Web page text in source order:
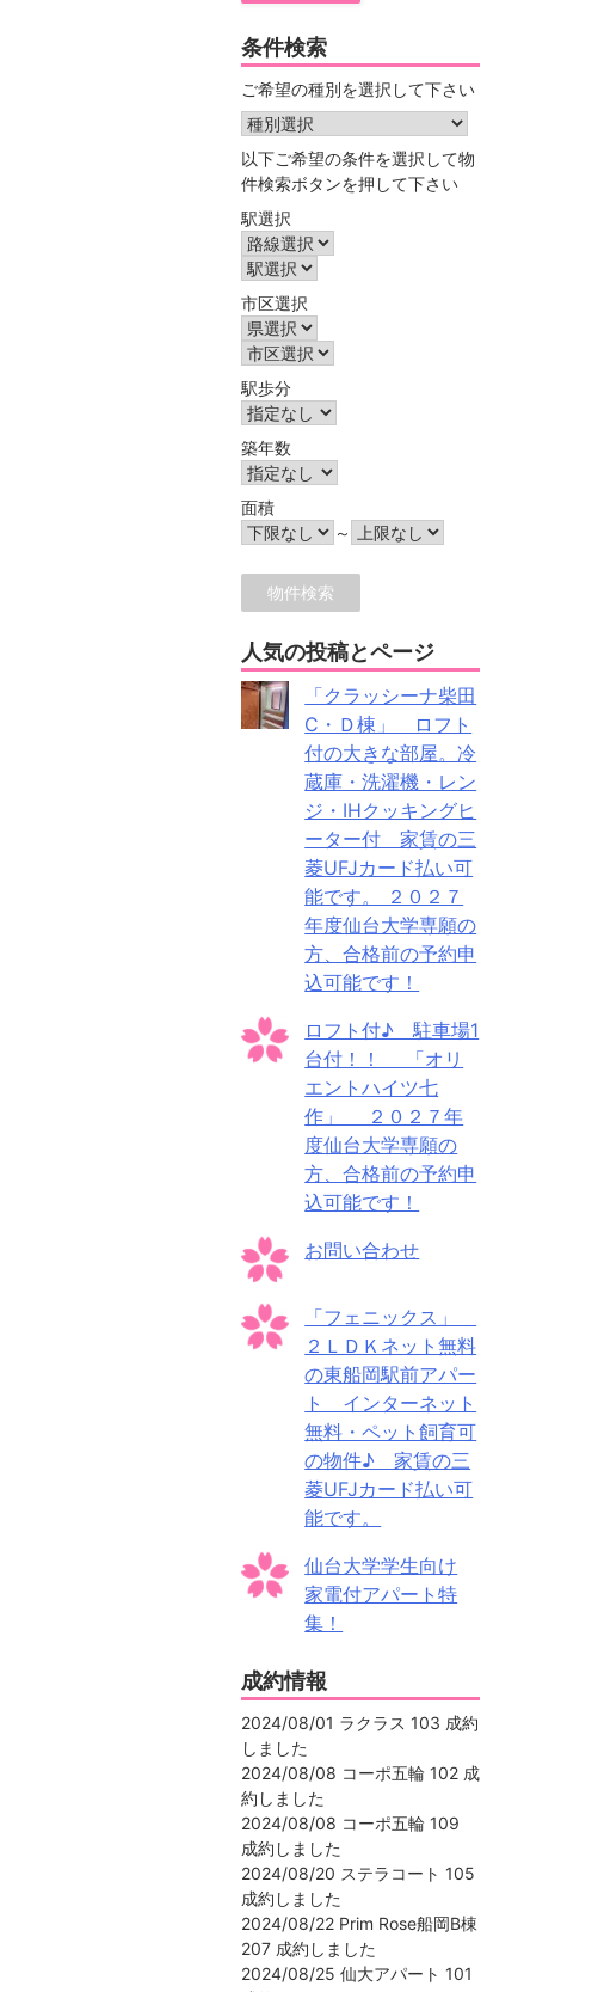
条件検索
ご希望の種別を選択して下さい
以下ご希望の条件を選択して物
件検索ボタンを押して下さい
駅選択
市区選択
駅歩分
築年数
面積
～
人気の投稿とページ
「クラッシーナ柴田
C・Ｄ棟」 ロフト
付の大きな部屋。冷
蔵庫・洗濯機・レン
ジ・IHクッキングヒ
ーター付 家賃の三
菱UFJカード払い可
能です。 ２０２７
年度仙台大学専願の
方、合格前の予約申
込可能です！
ロフト付♪ 駐車場1
台付！！ 「オリ
エントハイツ七
作」 ２０２７年
度仙台大学専願の
方、合格前の予約申
込可能です！
お問い合わせ
「フェニックス」
２ＬＤＫネット無料
の東船岡駅前アパー
ト インターネット
無料・ペット飼育可
の物件♪ 家賃の三
菱UFJカード払い可
能です。
仙台大学学生向け
家電付アパート特
集！
成約情報
2024/08/01 ラクラス 103 成約
しました
2024/08/08 コーポ五輪 102 成
約しました
2024/08/08 コーポ五輪 109
成約しました
2024/08/20 ステラコート 105
成約しました
2024/08/22 Prim Rose船岡B棟
207 成約しました
2024/08/25 仙大アパート 101